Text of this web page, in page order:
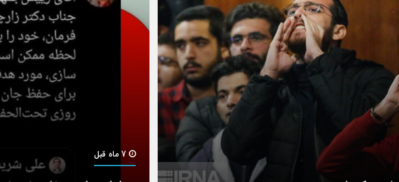
7 ماه قبل